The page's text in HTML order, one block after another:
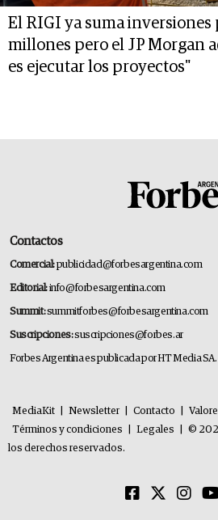
El RIGI ya suma
millones pero el JP Morgan
es ejecutar los proyectos"
Contactos
Comercial:publicidad@forbesargentina.com
Editorial:info@forbesargentina.com
Summit:summitforbes@forbesargentina.com
Suscripciones:suscripciones@forbes.ar
Forbes Argentina es publicada por HT Media SA.
MediaKit Newsletter Contacto
Términos y condiciones
Legales
©
los derechos reservados.